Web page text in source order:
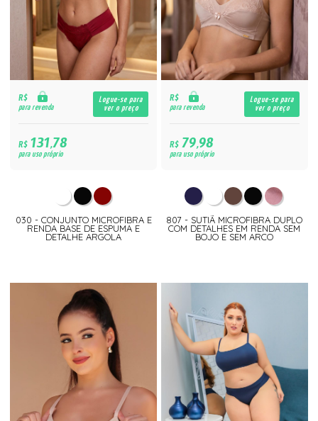
R$
para revenda
Logue-se para
ver o preço
R$131,78
para uso próprio
030 - CONJUNTO MICROFIBRA E
RENDA BASE DE ESPUMA E
DETALHE ARGOLA
R$
para revenda
Logue-se para
ver o preço
R$79,98
para uso próprio
807 - SUTIÃ MICROFIBRA DUPLO
COM DETALHES EM RENDA SEM
BOJO E SEM ARCO